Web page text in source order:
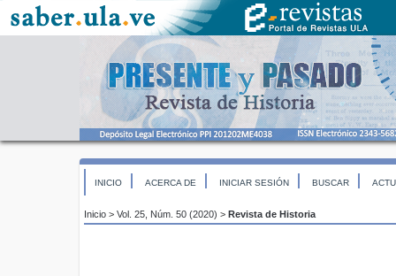
INICIO ACERCA DE INICIAR SESIÓN BUSCAR
Inicio > Vol. 25, Núm. 50 (2020) > Revista de Historia